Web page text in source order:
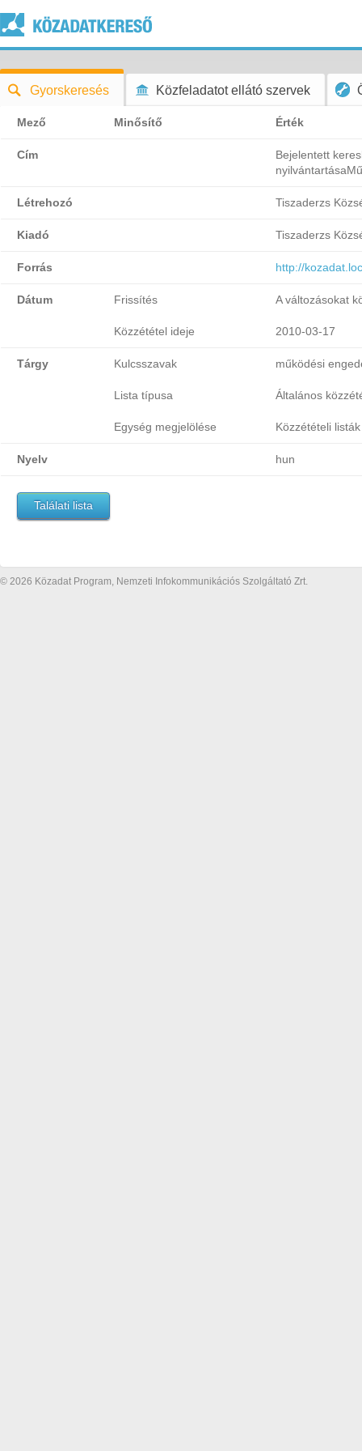
Gyorskeresés Közfeladatot ellátó szervek
Mező Minősítő Érték
Cím
Bejelentett
Létrehozó Tiszaderzs
Kiadó Tiszaderzs
Forrás http://
Dátum Frissítés A változásokat
Közzététel ideje 2010-03-17
Tárgy Kulcsszavak működési
Lista típusa Általános
Egység megjelölése Közzétételi listák
Nyelv hun
Találati lista
© 2026 Közadat Program, Nemzeti Infokommunikációs Szolgáltató Zrt.